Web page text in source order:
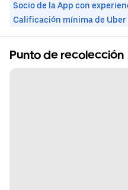
Socio de la App con
Calificación mínima de Uber
Punto de recolección